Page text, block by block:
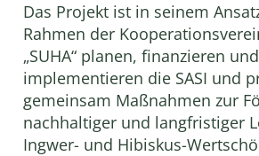
Das Projekt ist in seinem
Rahmen der
„SUHA“ planen, finanzieren und
implementieren die SASI und
gemeinsam Maßnahmen zur
nachhaltiger und langfristiger
Ingwer- und Hibiskus-